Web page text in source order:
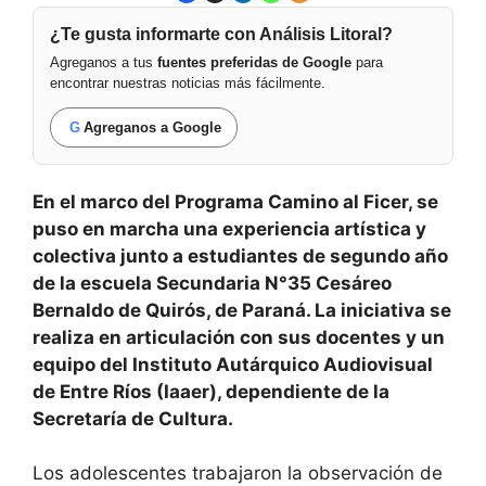
¿Te gusta informarte con Análisis Litoral?
Agreganos a tus fuentes preferidas de Google para
encontrar nuestras noticias más fácilmente.
G Agreganos a Google
En el marco del Programa Camino al Ficer, se
puso en marcha una experiencia artística y
colectiva junto a estudiantes de segundo año
de la escuela Secundaria N°35 Cesáreo
Bernaldo de Quirós, de Paraná. La iniciativa se
realiza en articulación con sus docentes y un
equipo del Instituto Autárquico Audiovisual
de Entre Ríos (Iaaer), dependiente de la
Secretaría de Cultura.
Los adolescentes trabajaron la observación de